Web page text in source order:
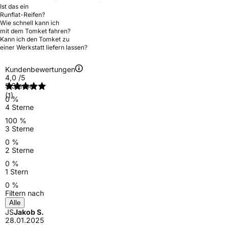
Ist das ein
Runflat-Reifen?
Wie schnell kann ich
mit dem Tomket fahren?
Kann ich den Tomket zu
einer Werkstatt liefern lassen?
Kundenbewertungen
4,0 /5
(1)
5 Sterne
0 %
4 Sterne
100 %
3 Sterne
0 %
2 Sterne
0 %
1 Stern
0 %
Filtern nach
Alle
JSJakob S.
28.01.2025